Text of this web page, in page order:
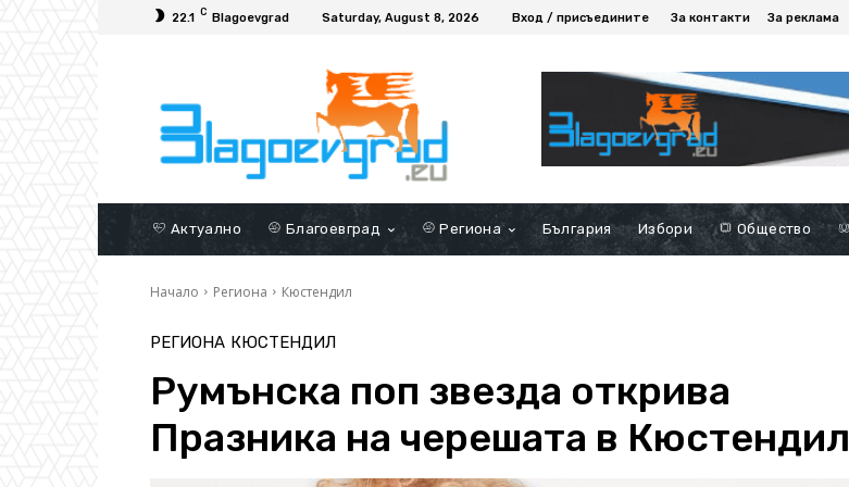
22.1 C Blagoevgrad Saturday, August 8, 2026 Вход / присъедините За контакти За реклама
Актуално Благоевград Региона България Избори Общество
Начало Региона Кюстендил
РЕГИОНА КЮСТЕНДИЛ
Румънска поп звезда открива
Празника на черешата в Кюстендил